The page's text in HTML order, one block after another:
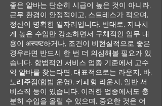
좋은 알바는 단순히 시급이 높은 것이 아니라,
근무 환경이 안정적이고, 스트레스가 적으며,
정산이 명확한 일자리입니다. 반대로, 지나치
게 높은 수입만 강조하면서 구체적인 업무 내
용이 अस्पष्ट하거나, 조건이 비현실적으로 좋은
경우라면 반드시 한 번 더 의심해볼 필요가 있
습니다. 합법적인 서비스 업종 기준에서 고수
익 알바를 찾는다면, 대표적으로는 라운지, 바,
노래주점(합법 운영), 카페형 라운지, 일반 서
비스직 등이 있습니다. 이러한 업종에서도 충
분히 수입을 올릴 수 있으며, 중요한 것은 어